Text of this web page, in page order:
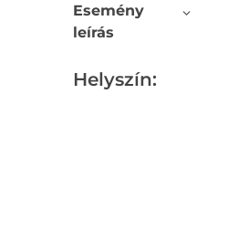
Esemény
leírás
Helyszín: